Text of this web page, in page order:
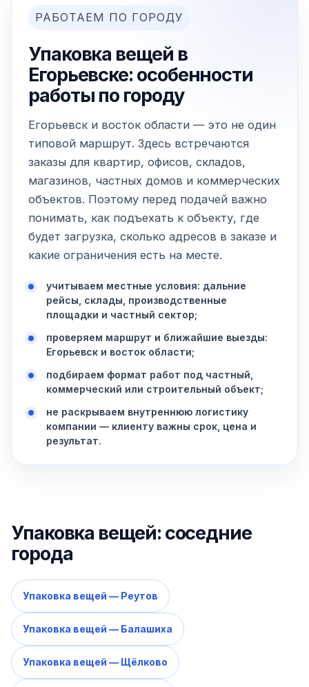
РАБОТАЕМ ПО ГОРОДУ
Упаковка вещей в
Егорьевске: особенности
работы по городу
Егорьевск и восток области — это не один
типовой маршрут. Здесь встречаются
заказы для квартир, офисов, складов,
магазинов, частных домов и коммерческих
объектов. Поэтому перед подачей важно
понимать, как подъехать к объекту, где
будет загрузка, сколько адресов в заказе и
какие ограничения есть на месте.
учитываем местные условия: дальние
рейсы, склады, производственные
площадки и частный сектор;
проверяем маршрут и ближайшие выезды:
Егорьевск и восток области;
подбираем формат работ под частный,
коммерческий или строительный объект;
не раскрываем внутреннюю логистику
компании — клиенту важны срок, цена и
результат.
Упаковка вещей: соседние
города
Упаковка вещей — Реутов
Упаковка вещей — Балашиха
Упаковка вещей — Щёлково